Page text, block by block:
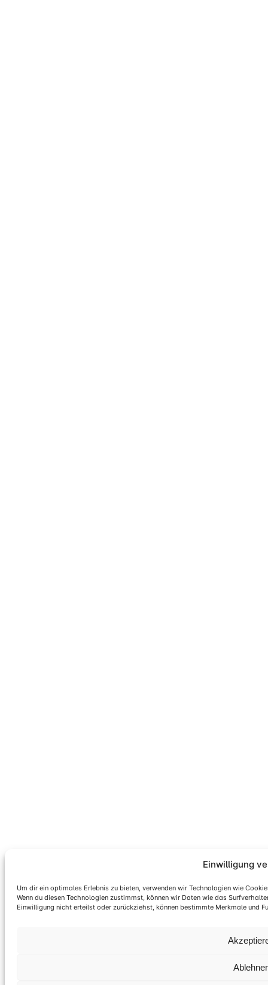
Einwilligung
Um dir ein optimales Erlebnis zu bieten, verwenden wir Technologien wie
Wenn du diesen Technologien zustimmst, können wir Daten wie das
Einwilligung nicht erteilst oder zurückziehst, können bestimmte Merkmale und